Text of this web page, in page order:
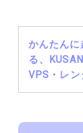
かんたん
る、
VPS・レ